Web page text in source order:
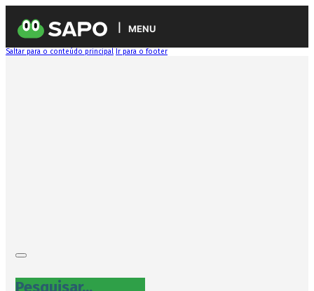
MENU
Saltar para o conteúdo principal Ir para o footer
Pesquisar...